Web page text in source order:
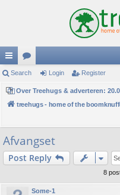
ui
ck
lin
ks
or
u
m
s
Search Login Register
Over Treehugs & adverteren:
treehugs - home of the
Afvangset
Post Reply
8
Some-1